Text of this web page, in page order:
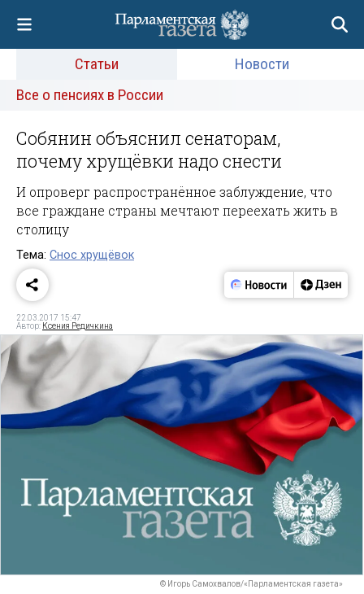
Статьи
Новости
Все о пенсиях в России
Собянин объяснил сенаторам,
почему хрущёвки надо снести
И опроверг распространённое заблуждение, что
все граждане страны мечтают переехать жить в
столицу
Тема: Снос хрущёвок
22.03.2017 15:47
Автор: Ксения Редичкина
© Игорь Самохвалов/«Парламентская газета»